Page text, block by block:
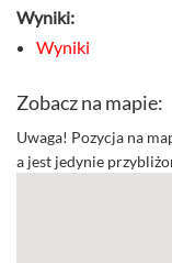
Wyniki:
Wyniki
Zobacz na mapie:
Uwaga! Pozycja na
a jest jedynie